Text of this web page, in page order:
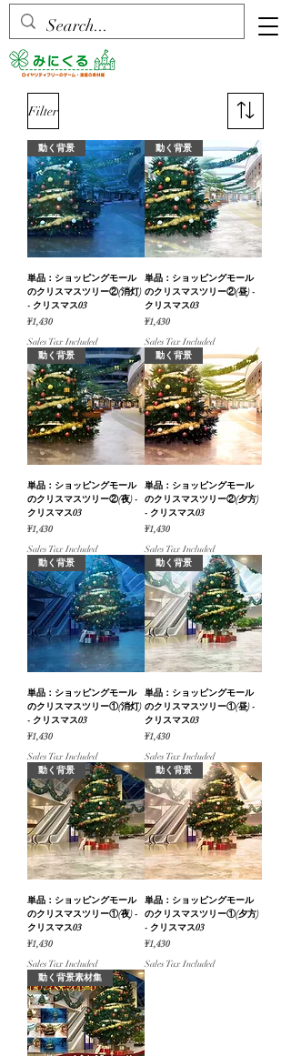
Filter
動く背景
単品：ショッピングモール
のクリスマスツリー②(消灯)
- クリスマス03
Price
¥1,430
Sales Tax Included
動く背景
単品：ショッピングモール
のクリスマスツリー②(昼) -
クリスマス03
Price
¥1,430
Sales Tax Included
動く背景
単品：ショッピングモール
のクリスマスツリー②(夜) -
クリスマス03
Price
¥1,430
Sales Tax Included
動く背景
単品：ショッピングモール
のクリスマスツリー②(夕方)
- クリスマス03
Price
¥1,430
Sales Tax Included
動く背景
単品：ショッピングモール
のクリスマスツリー①(消灯)
- クリスマス03
Price
¥1,430
Sales Tax Included
動く背景
単品：ショッピングモール
のクリスマスツリー①(昼) -
クリスマス03
Price
¥1,430
Sales Tax Included
動く背景
単品：ショッピングモール
のクリスマスツリー①(夜) -
クリスマス03
Price
¥1,430
Sales Tax Included
動く背景
単品：ショッピングモール
のクリスマスツリー①(夕方)
- クリスマス03
Price
¥1,430
Sales Tax Included
動く背景素材集